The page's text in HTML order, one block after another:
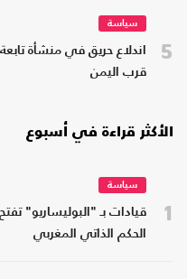
5
سياسة
اندلاع حريق في منشأة
قرب اليمن
الأكثر قراءة في أسبوع
1
سياسة
قيادات بـ "البوليساريو"
الحكم الذاتي المغربي